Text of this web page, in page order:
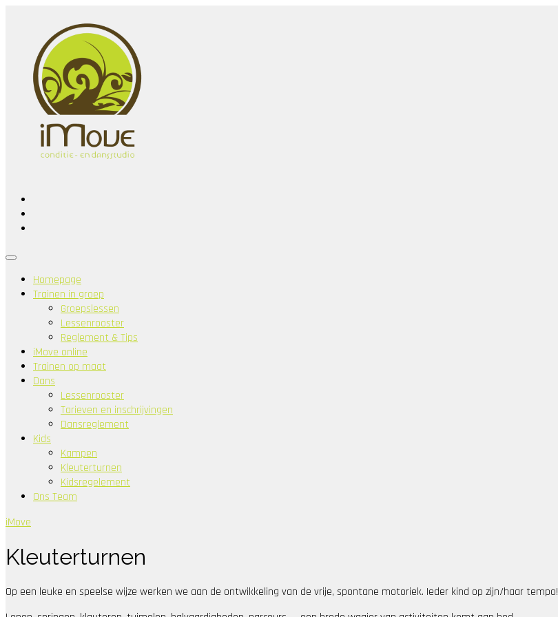
Homepage
Trainen in groep
Groepslessen
Lessenrooster
Reglement & Tips
iMove online
Trainen op maat
Dans
Lessenrooster
Tarieven en inschrijvingen
Dansreglement
Kids
Kampen
Kleuterturnen
Kidsregelement
Ons Team
iMove
Kleuterturnen
Op een leuke en speelse wijze werken we aan de ontwikkeling van de vrije, spontane motoriek. Ieder kind op zijn/haar tempo!